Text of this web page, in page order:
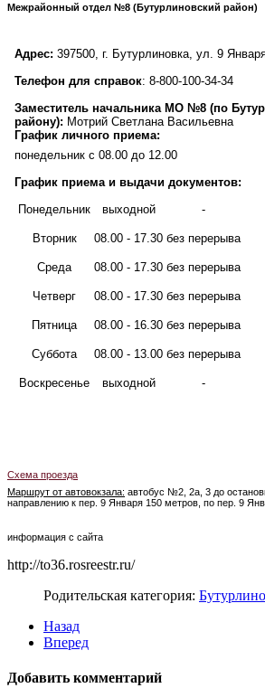
Межрайонный отдел №8 (Бутурлиновский район)
Адрес: 397500, г. Бутурлиновка, ул. 9
Телефон для справок: 8-800-100-34-34
Заместитель начальника МО №8 (по
району): Мотрий Светлана Васильевна
График личного приема:
понедельник с 08.00 до 12.00
График приема и выдачи документов:
Понедельник
выходной -
Вторник 08.00 - 17.30 без перерыва
Среда 08.00 - 17.30 без перерыва
Четверг 08.00 - 17.30 без перерыва
Пятница 08.00 - 16.30 без перерыва
Суббота 08.00 - 13.00 без перерыва
Воскресенье выходной -
Схема проезда
Маршрут от автовокзала: автобус №2, 2а, 3 до
направлению к пер. 9 Января 150 метров, по пер. 9
информация с сайта
http://to36.rosreestr.ru/
Родительская категория:
Назад
Вперед
Добавить комментарий